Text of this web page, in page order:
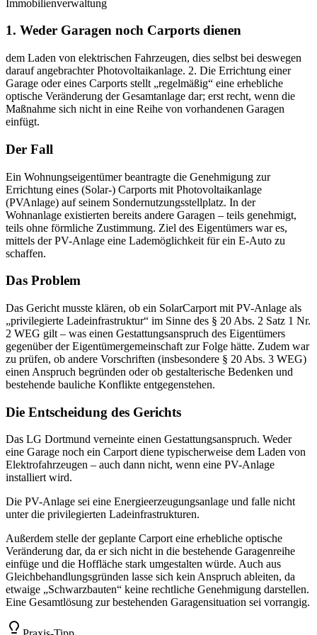
Immobilienverwaltung
1. Weder Garagen noch Carports dienen
dem Laden von elektrischen Fahrzeugen, dies selbst bei deswegen
darauf angebrachter Photovoltaikanlage. 2. Die Errichtung einer
Garage oder eines Carports stellt „regelmäßig“ eine erhebliche
optische Veränderung der Gesamtanlage dar; erst recht, wenn die
Maßnahme sich nicht in eine Reihe von vorhandenen Garagen
einfügt.
Der Fall
Ein Wohnungseigentümer beantragte die Genehmigung zur
Errichtung eines (Solar-) Carports mit Photovoltaikanlage
(PVAnlage) auf seinem Sondernutzungsstellplatz. In der
Wohnanlage existierten bereits andere Garagen – teils genehmigt,
teils ohne förmliche Zustimmung. Ziel des Eigentümers war es,
mittels der PV-Anlage eine Lademöglichkeit für ein E-Auto zu
schaffen.
Das Problem
Das Gericht musste klären, ob ein SolarCarport mit PV-Anlage als
„privilegierte Ladeinfrastruktur“ im Sinne des § 20 Abs. 2 Satz 1 Nr.
2 WEG gilt – was einen Gestattungsanspruch des Eigentümers
gegenüber der Eigentümergemeinschaft zur Folge hätte. Zudem war
zu prüfen, ob andere Vorschriften (insbesondere § 20 Abs. 3 WEG)
einen Anspruch begründen oder ob gestalterische Bedenken und
bestehende bauliche Konflikte entgegenstehen.
Die Entscheidung des Gerichts
Das LG Dortmund verneinte einen Gestattungsanspruch. Weder
eine Garage noch ein Carport diene typischerweise dem Laden von
Elektrofahrzeugen – auch dann nicht, wenn eine PV-Anlage
installiert wird.
Die PV-Anlage sei eine Energieerzeugungsanlage und falle nicht
unter die privilegierten Ladeinfrastrukturen.
Außerdem stelle der geplante Carport eine erhebliche optische
Veränderung dar, da er sich nicht in die bestehende Garagenreihe
einfüge und die Hoffläche stark umgestalten würde. Auch aus
Gleichbehandlungsgründen lasse sich kein Anspruch ableiten, da
etwaige „Schwarzbauten“ keine rechtliche Genehmigung darstellen.
Eine Gesamtlösung zur bestehenden Garagensituation sei vorrangig.